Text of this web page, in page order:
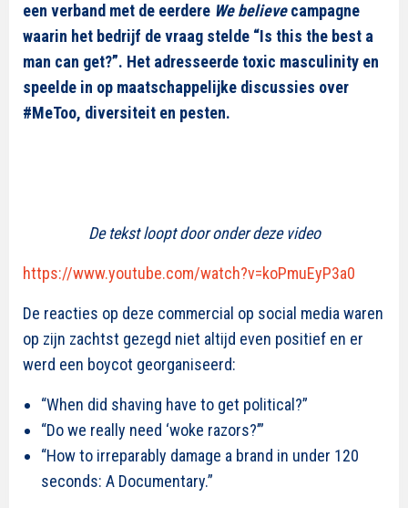
een verband met de eerdere We believecampagne
waarin het bedrijf de vraag stelde “Is this the best a
man can get?”. Het adresseerde toxic masculinity en
speelde in op maatschappelijke discussies over
#MeToo, diversiteit en pesten.
De tekst loopt door onder deze video
https://www.youtube.com/watch?v=koPmuEyP3a0
De reacties op deze commercial op social media waren
op zijn zachtst gezegd niet altijd even positief en er
werd een boycot georganiseerd:
“When did shaving have to get political?”
“Do we really need ‘woke razors?’”
“How to irreparably damage a brand in under 120
seconds: A Documentary.”